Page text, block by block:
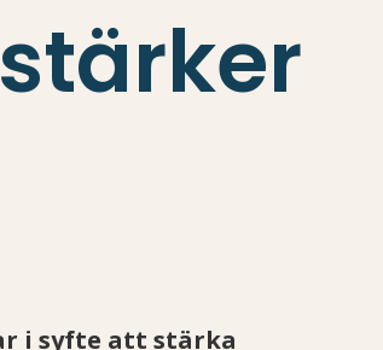
i syfte att stärka